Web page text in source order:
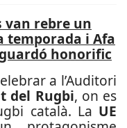
van rebre un
temporada i Afa
honorific
a l’Auditori
del Rugbi, on es
català. La UE